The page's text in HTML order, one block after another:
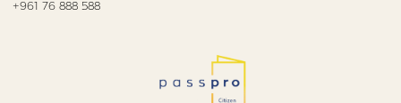
+961 76 888 588